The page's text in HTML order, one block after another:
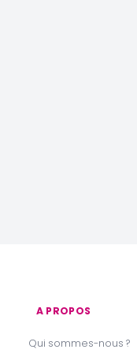
A PROPOS
Qui sommes-nous ?